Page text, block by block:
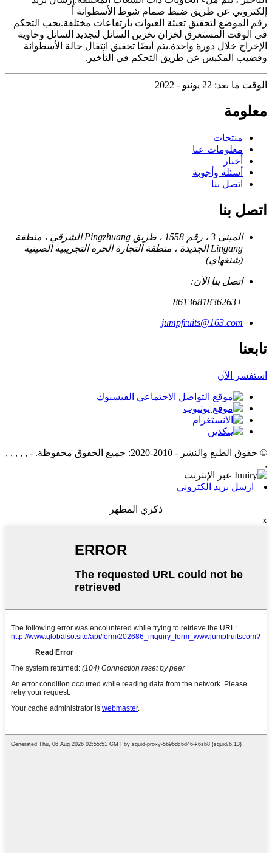
إلكتروني عن طريق ضبط صمام شوط الأسطوانة أ
رقم الموضع لتحقيق تعبئة العبوات بارتفاعات مختلفة.يجب التحكم
في الوقت المستغرق لخزان تخزين السائل لتجديد السائل وحاوية
الإخراج خلال دورة واحدة.يتم أيضًا تحقيق انتقال حالة الأسطوانة
وقضيب المكبس عن طريق التحكم في التأخير.
الوقت ما بعد: 22 يونيو - 2022
معلومة
منتجات
معلومات عنا
أخبار
أسئلة وأجوبة
اتصل بنا
اتصل بنا
المبنى 3 ، رقم 1558 ، طريق Pingzhuang الشرقي ، منطقة
Lingang الجديدة ، منطقة التجارة الحرة التجريبية الصينية
(شنغهاي)
اتصل بنا الآن:
+8613681836263
jumpfruits@163.com
تابعنا
استفسر الآن
© حقوق الطبع والنشر - 2010-2020: جميع الحقوق محفوظة.
- , , , , ,
,
ارسل بريد الكتروني
ذكري المظهر
x